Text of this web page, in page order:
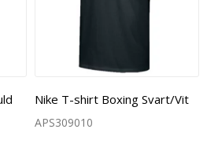
Nike T-shirt Boxing Svart/Vit
APS309010